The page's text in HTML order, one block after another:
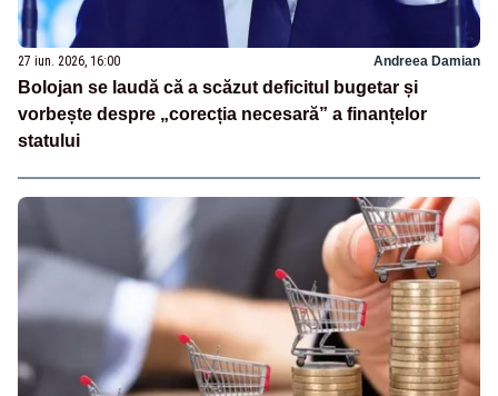
27 iun. 2026, 16:00 Andreea Damian
Bolojan se laudă că a scăzut deficitul bugetar și
vorbește despre „corecția necesară” a finanțelor
statului